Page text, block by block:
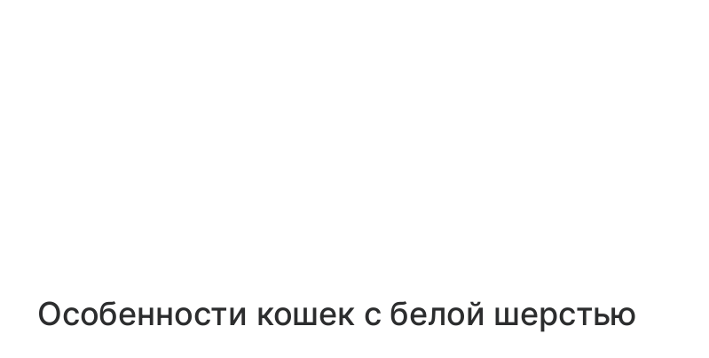
Особенности кошек с белой шерстью